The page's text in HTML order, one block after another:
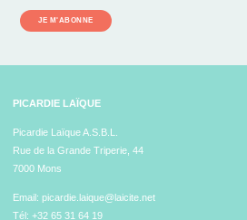
JE M'ABONNE
PICARDIE LAÏQUE
Picardie Laïque A.S.B.L.
Rue de la Grande Triperie, 44
7000 Mons
Email:picardie.laique@laicite.net
Tél:+32 65 31 64 19